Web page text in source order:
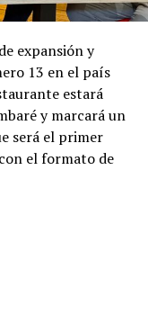
expansión y
13 en el país
estará
y marcará un
será el primer
el formato de